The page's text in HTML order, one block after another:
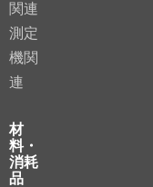
関連
測定
機関
連
材
料・
消耗
品